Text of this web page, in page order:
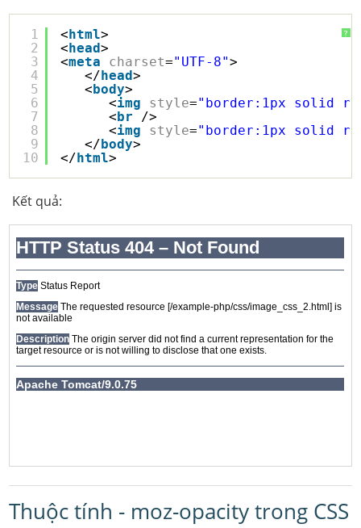
?
1
2
3
4
5
6
7
8
9
10
<html>
<head>
<meta charset="UTF-8">
</head>
<body>
<img style="border:1px solid
<br
/>
<img style="border:1px solid
</body>
</html>
Kết quả:
Thuộc tính - moz-opacity trong CSS